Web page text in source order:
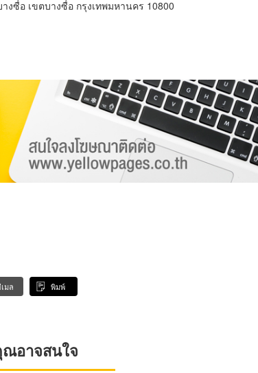
ซื่อ เขตบางซื่อ กรุงเทพมหานคร 10800
มล พิมพ์
อาจสนใจ